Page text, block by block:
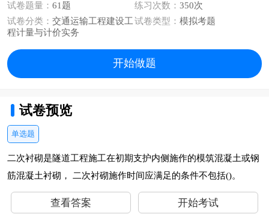
试卷题量： 61题 练习次数： 350次
试卷分类： 交通运输工程建设工
程计量与计价实务
试卷类型： 模拟考题
开始做题
试卷预览
单选题
二次衬砌是隧道工程施工在初期支护内侧施作的模筑混凝土或钢
筋混凝土衬砌， 二次衬砌施作时间应满足的条件不包括()。
查看答案 开始考试